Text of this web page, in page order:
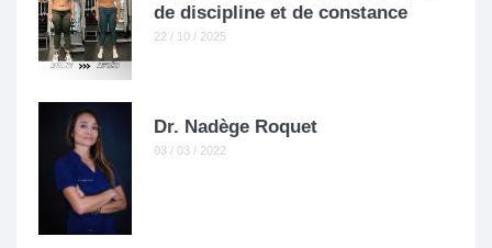
de discipline et de constance
22 / 10 / 2025
Dr. Nadège Roquet
03 / 03 / 2022